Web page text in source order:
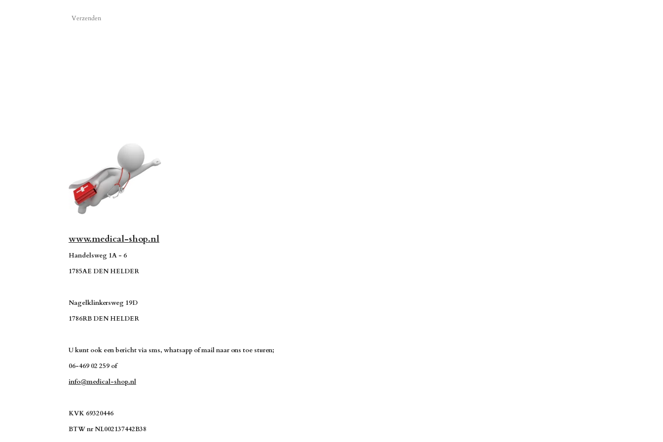
Verzenden
www.medical-shop.nl
Handelsweg 1A - 6
1785AE DEN HELDER
Nagelklinkersweg 19D
1786RB DEN HELDER
U kunt ook een bericht via sms, whatsapp of mail naar ons toe sturen;
06-469 02 259 of
info@medical-shop.nl
KVK 69320446
BTW nr NL002137442B38